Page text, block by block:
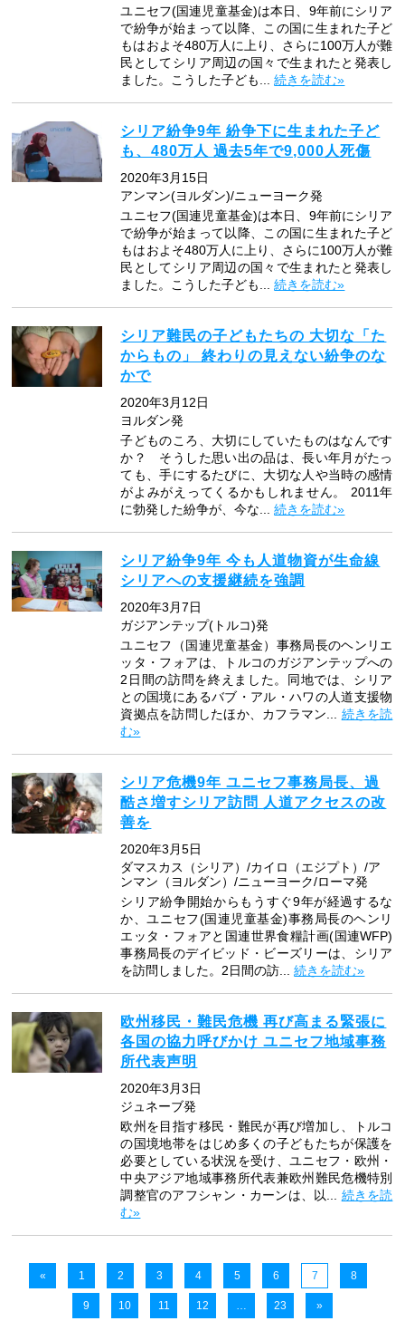
ユニセフ(国連児童基金)は本日、9年前にシリア
で紛争が始まって以降、この国に生まれた子ど
もはおよそ480万人に上り、さらに100万人が難
民としてシリア周辺の国々で生まれたと発表し
ました。こうした子ども...続きを読む»
シリア紛争9年 紛争下に生まれた子ど
も、480万人 過去5年で9,000人死傷
2020年3月15日
アンマン(ヨルダン)/ニューヨーク発
ユニセフ(国連児童基金)は本日、9年前にシリア
で紛争が始まって以降、この国に生まれた子ど
もはおよそ480万人に上り、さらに100万人が難
民としてシリア周辺の国々で生まれたと発表し
ました。こうした子ども...続きを読む»
シリア難民の子どもたちの 大切な「た
からもの」 終わりの見えない紛争のな
かで
2020年3月12日
ヨルダン発
子どものころ、大切にしていたものはなんです
か？ そうした思い出の品は、長い年月がたっ
ても、手にするたびに、大切な人や当時の感情
がよみがえってくるかもしれません。 2011年
に勃発した紛争が、今な...続きを読む»
シリア紛争9年 今も人道物資が生命線
シリアへの支援継続を強調
2020年3月7日
ガジアンテップ(トルコ)発
ユニセフ（国連児童基金）事務局長のヘンリエ
ッタ・フォアは、トルコのガジアンテップへの
2日間の訪問を終えました。同地では、シリア
との国境にあるバブ・アル・ハワの人道支援物
資拠点を訪問したほか、カフラマン... 続きを読
む»
シリア危機9年 ユニセフ事務局長、過
酷さ増すシリア訪問 人道アクセスの改
善を
2020年3月5日
ダマスカス（シリア）/カイロ（エジプト）/ア
ンマン（ヨルダン）/ニューヨーク/ローマ発
シリア紛争開始からもうすぐ9年が経過するな
か、ユニセフ(国連児童基金)事務局長のヘンリ
エッタ・フォアと国連世界食糧計画(国連WFP)
事務局長のデイビッド・ビーズリーは、シリア
を訪問しました。2日間の訪...続きを読む»
欧州移民・難民危機 再び高まる緊張に
各国の協力呼びかけ ユニセフ地域事務
所代表声明
2020年3月3日
ジュネーブ発
欧州を目指す移民・難民が再び増加し、トルコ
の国境地帯をはじめ多くの子どもたちが保護を
必要としている状況を受け、ユニセフ・欧州・
中央アジア地域事務所代表兼欧州難民危機特別
調整官のアフシャン・カーンは、以... 続きを読
む»
« 1 2 3 4 5 6 7 8
9 10 11 12 … 23 »